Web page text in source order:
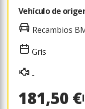
Vehículo de
Recambios
Gris
-
181,50 €